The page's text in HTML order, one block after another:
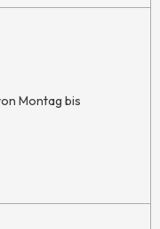
Montag bis